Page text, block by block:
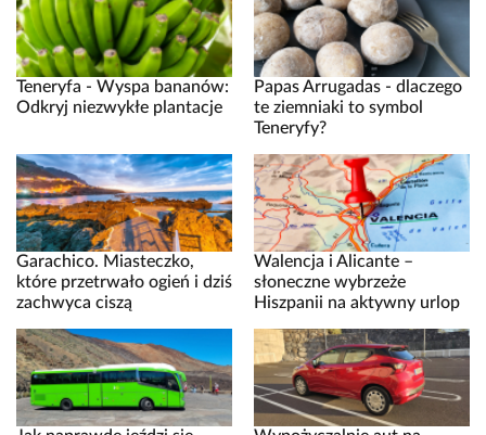
Teneryfa - Wyspa bananów:
Odkryj niezwykłe plantacje
Papas Arrugadas - dlaczego
te ziemniaki to symbol
Teneryfy?
Garachico. Miasteczko,
które przetrwało ogień i dziś
zachwyca ciszą
Walencja i Alicante –
słoneczne wybrzeże
Hiszpanii na aktywny urlop